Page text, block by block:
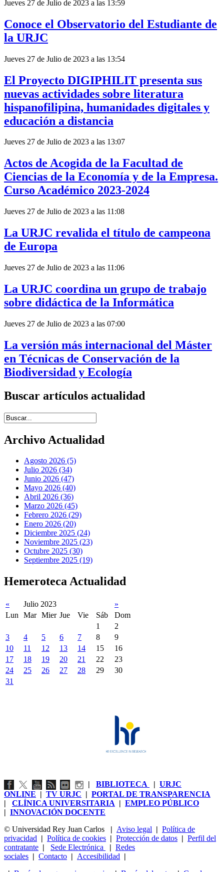
Jueves 27 de Julio de 2023 a las 13:59
Conoce el Observatorio del Estudiante de
la URJC
Jueves 27 de Julio de 2023 a las 13:54
El Proyecto DIGIPHILIT presenta sus
nuevas actividades sobre literatura
hispanofilipina, humanidades digitales y
educación a distancia
Jueves 27 de Julio de 2023 a las 13:07
Actos de Acogida de la Facultad de
Ciencias de la Economía y de la Empresa.
Curso Académico 2023-2024
Jueves 27 de Julio de 2023 a las 11:08
La URJC revalida el título de campeona
de Europa
Jueves 27 de Julio de 2023 a las 11:06
La URJC coordina un grupo de trabajo
sobre didáctica de la Informática
Jueves 27 de Julio de 2023 a las 07:00
La versión más internacional del Máster
en Técnicas de Conservación de la
Biodiversidad y Ecología
Buscar artículos actualidad
Introduce términos de búsqueda
Archivo Actualidad
Agosto 2026 (5)
Julio 2026 (34)
Junio 2026 (47)
Mayo 2026 (40)
Abril 2026 (36)
Marzo 2026 (45)
Febrero 2026 (29)
Enero 2026 (20)
Diciembre 2025 (24)
Noviembre 2025 (23)
Octubre 2025 (30)
Septiembre 2025 (19)
Hemeroteca Actualidad
« Julio 2023
»
Lun
Mar Mier Jue Vie Sáb
Dom
1
2
3
4 5 6 7 8
9
10
11 12 13 14 15
16
17
18 19 20 21 22
23
24
25 26 27 28 29
30
31
| BIBLIOTECA | URJC
ONLINE | TV URJC | PORTAL DE TRANSPARENCIA
| CLÍNICA UNIVERSITARIA | EMPLEO PÚBLICO
| INNOVACIÓN DOCENTE
© Universidad Rey Juan Carlos
| Aviso legal | Política de
privacidad | Política de cookies | Protección de datos | Perfil del
contratante | Sede Electrónica | Redes
sociales | Contacto | Accesibilidad |